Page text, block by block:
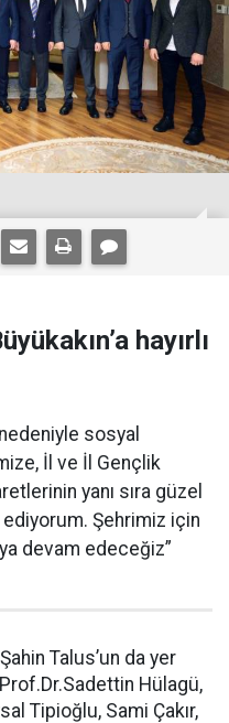
hayırlı
sosyal
İl ve İl Gençlik
yanı sıra güzel
Şehrimiz için
devam edeceğiz”
Talus’un da yer
Hülagü,
Tipioğlu, Sami Çakır,